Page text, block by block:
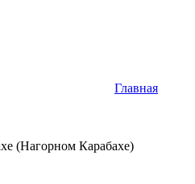
Главная
(Нагорном Карабахе)